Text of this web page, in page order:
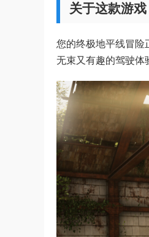
关于这款游戏
您的终极地平线冒险
无束又有趣的驾驶体